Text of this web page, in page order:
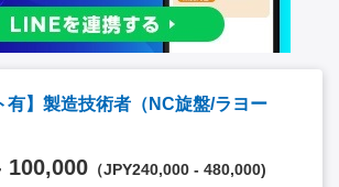
有】製造技術者（NC旋盤/ラヨー
100,000 （JPY240,000 - 480,000)